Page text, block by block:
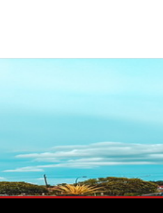
yang Akurat, Cepat, dan